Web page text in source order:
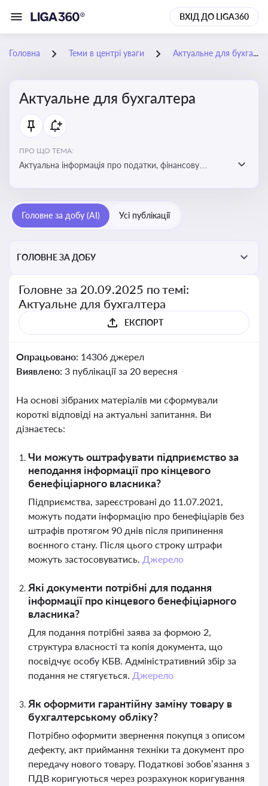
ВХІД ДО LIGA360
Головна Теми в центрі уваги Актуальне для бухгалтера
Актуальне для бухгалтера
ПРО ЩО ТЕМА:
Актуальна інформація про податки, фінансову
підприємств
Головне за добу (AI) Усі публікації
ГОЛОВНЕ ЗА ДОБУ
Головне за 20.09.2025 по темі:
Актуальне для бухгалтера
ЕКСПОРТ
Опрацьовано: 14306 джерел
Виявлено: 3 публікації за 20 вересня
На основі зібраних матеріалів ми сформували
короткі відповіді на актуальні запитання. Ви
дізнаєтесь:
Чи можуть оштрафувати підприємство за
неподання інформації про кінцевого
бенефіціарного власника?
Підприємства, зареєстровані до 11.07.2021,
можуть подати інформацію про бенефіціарів без
штрафів протягом 90 днів після припинення
воєнного стану. Після цього строку штрафи
можуть застосовуватись. Джерело
Які документи потрібні для подання
інформації про кінцевого бенефіціарного
власника?
Для подання потрібні заява за формою 2,
структура власності та копія документа, що
посвідчує особу КБВ. Адміністративний збір за
подання не стягується. Джерело
Як оформити гарантійну заміну товару в
бухгалтерському обліку?
Потрібно оформити звернення покупця з описом
дефекту, акт приймання техніки та документ про
передачу нового товару. Податкові зобов’язання з
ПДВ коригуються через розрахунок коригування